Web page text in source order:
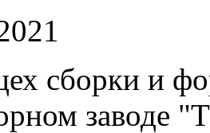
сборки и
заводе